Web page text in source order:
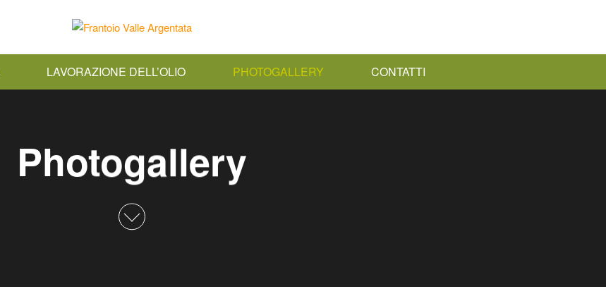
FRANTOIO
VALLE
LAVORAZIONE DELL’OLIO PHOTOGALLERY CONTATTI
Photogallery